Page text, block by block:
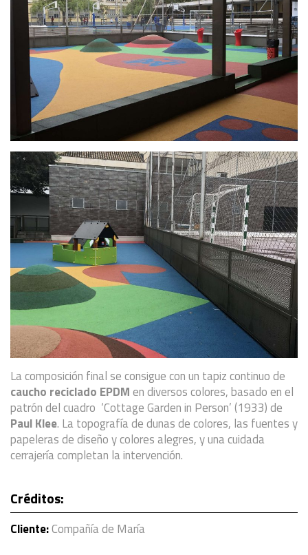
La composición final se consigue con un tapiz continuo de
caucho reciclado EPDMen diversos colores, basado en el
patrón del cuadro ‘Cottage Garden in Person’ (1933) de
Paul Klee. La topografía de dunas de colores, las fuentes y
papeleras de diseño y colores alegres, y una cuidada
cerrajería completan la intervención.
Créditos:
Cliente:Compañía de María